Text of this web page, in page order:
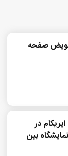
صفحه
در
بین